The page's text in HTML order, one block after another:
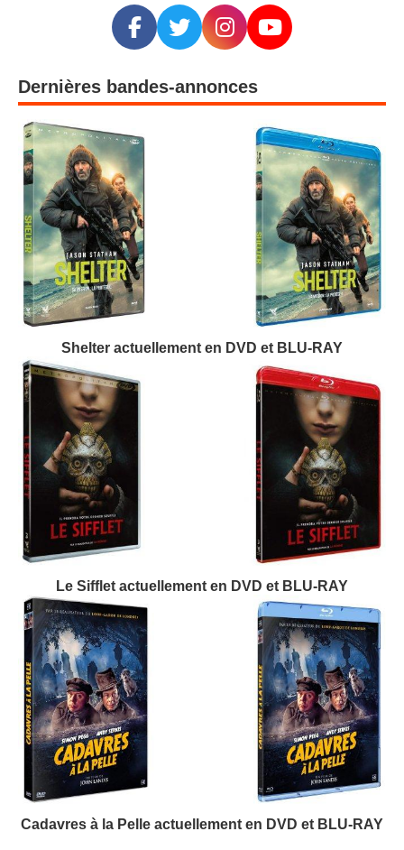
Dernières bandes-annonces
Shelter actuellement en DVD et BLU-RAY
Le Sifflet actuellement en DVD et BLU-RAY
Cadavres à la Pelle actuellement en DVD et BLU-RAY